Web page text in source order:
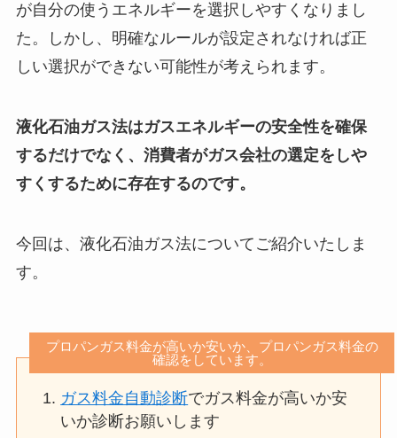
が自分の使うエネルギーを選択しやすくなりまし
た。しかし、明確なルールが設定されなければ正
しい選択ができない可能性が考えられます。
液化石油ガス法はガスエネルギーの安全性を確保
するだけでなく、消費者がガス会社の選定をしや
すくするために存在するのです。
今回は、液化石油ガス法についてご紹介いたしま
す。
プロパンガス料金が高いか安いか、プロパンガス料金の
確認をしています。
ガス料金自動診断でガス料金が高いか安
いか診断お願いします